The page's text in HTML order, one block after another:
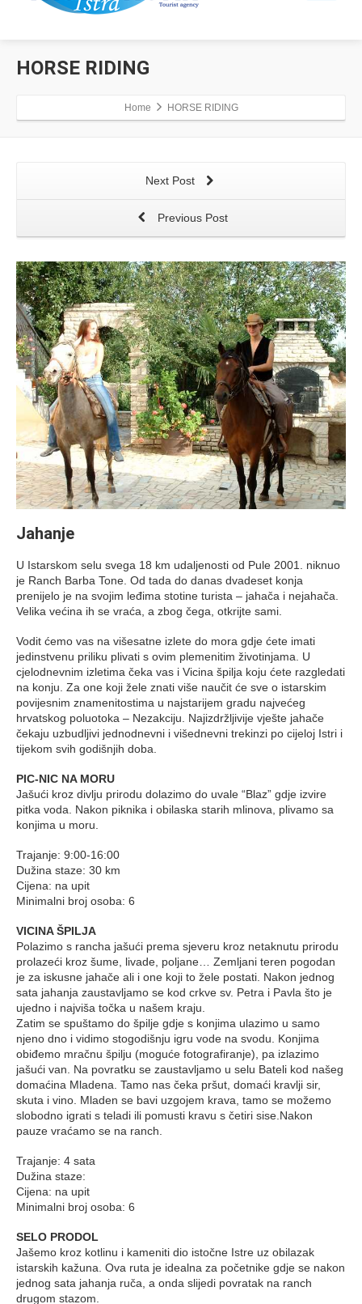
HORSE RIDING
Home HORSE RIDING
Next Post
Previous Post
Jahanje
U Istarskom selu svega 18 km udaljenosti od Pule 2001. niknuo
je Ranch Barba Tone. Od tada do danas dvadeset konja
prenijelo je na svojim leđima stotine turista – jahača i nejahača.
Velika većina ih se vraća, a zbog čega, otkrijte sami.
Vodit ćemo vas na višesatne izlete do mora gdje ćete imati
jedinstvenu priliku plivati s ovim plemenitim životinjama. U
cjelodnevnim izletima čeka vas i Vicina špilja koju ćete razgledati
na konju. Za one koji žele znati više naučit će sve o istarskim
povijesnim znamenitostima u najstarijem gradu najvećeg
hrvatskog poluotoka – Nezakciju. Najizdržljivije vješte jahače
čekaju uzbudljivi jednodnevni i višednevni trekinzi po cijeloj Istri i
tijekom svih godišnjih doba.
PIC-NIC NA MORU
Jašući kroz divlju prirodu dolazimo do uvale “Blaz” gdje izvire
pitka voda. Nakon piknika i obilaska starih mlinova, plivamo sa
konjima u moru.
Trajanje: 9:00-16:00
Dužina staze: 30 km
Cijena: na upit
Minimalni broj osoba: 6
VICINA ŠPILJA
Polazimo s rancha jašući prema sjeveru kroz netaknutu prirodu
prolazeći kroz šume, livade, poljane… Zemljani teren pogodan
je za iskusne jahače ali i one koji to žele postati. Nakon jednog
sata jahanja zaustavljamo se kod crkve sv. Petra i Pavla što je
ujedno i najviša točka u našem kraju.
Zatim se spuštamo do špilje gdje s konjima ulazimo u samo
njeno dno i vidimo stogodišnju igru vode na svodu. Konjima
obiđemo mračnu špilju (moguće fotografiranje), pa izlazimo
jašući van. Na povratku se zaustavljamo u selu Bateli kod našeg
domaćina Mladena. Tamo nas čeka pršut, domaći kravlji sir,
skuta i vino. Mladen se bavi uzgojem krava, tamo se možemo
slobodno igrati s teladi ili pomusti kravu s četiri sise.Nakon
pauze vraćamo se na ranch.
Trajanje: 4 sata
Dužina staze:
Cijena: na upit
Minimalni broj osoba: 6
SELO PRODOL
Jašemo kroz kotlinu i kameniti dio istočne Istre uz obilazak
istarskih kažuna. Ova ruta je idealna za početnike gdje se nakon
jednog sata jahanja ruča, a onda slijedi povratak na ranch
drugom stazom.